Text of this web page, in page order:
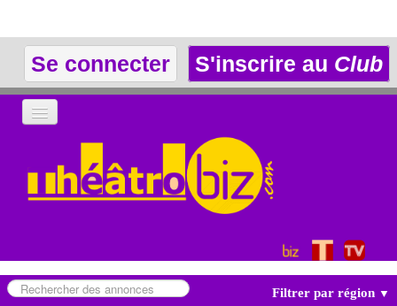
Se connecter S'inscrire au Club
LA THÉÂTROTHÈQUE
LE CLUB
Filtrer par région ▼